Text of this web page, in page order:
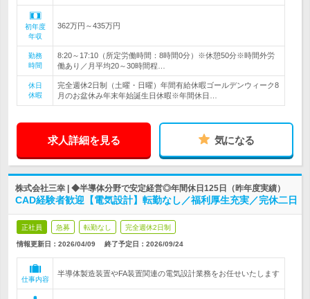
初年度
年収
362万円～435万円
勤務
時間
8:20～17:10（所定労働時間：8時間0分）※休憩50分※時間外労
働あり／月平均20～30時間程…
休日
休暇
完全週休2日制（土曜・日曜）年間有給休暇ゴールデンウィーク8
月のお盆休み年末年始誕生日休暇※年間休日…
求人詳細を見る 気になる
株式会社三幸 | ◆半導体分野で安定経営◎年間休日125日（昨年度実績）
CAD経験者歓迎【電気設計】転勤なし／福利厚生充実／完休二日
正社員 急募 転勤なし 完全週休2日制
情報更新日：2026/04/09 終了予定日： 2026/09/24
仕事内容
半導体製造装置やFA装置関連の電気設計業務をお任せいたします